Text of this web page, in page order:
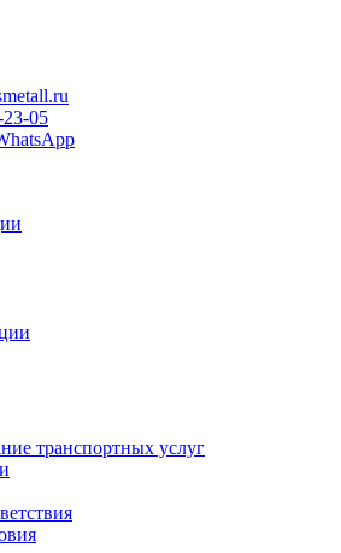
05
транспортных услуг